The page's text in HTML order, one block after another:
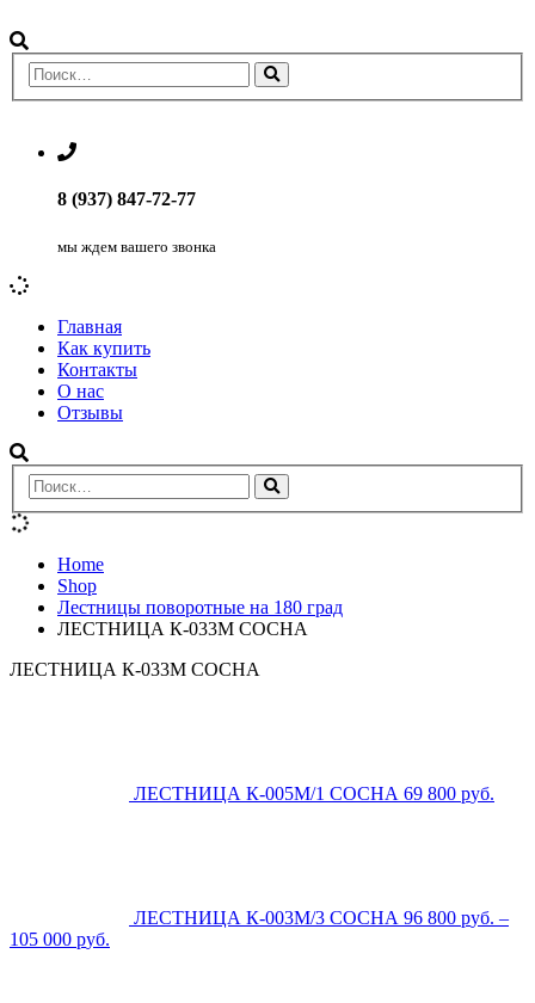
8 (937) 847-72-77
мы ждем вашего звонка
Главная
Как купить
Контакты
О нас
Отзывы
Home
Shop
Лестницы поворотные на 180 град
ЛЕСТНИЦА К-033М СОСНА
ЛЕСТНИЦА К-033М СОСНА
ЛЕСТНИЦА К-005М/1 СОСНА 69 800 руб.
ЛЕСТНИЦА К-003М/3 СОСНА 96 800 руб. –
105 000 руб.